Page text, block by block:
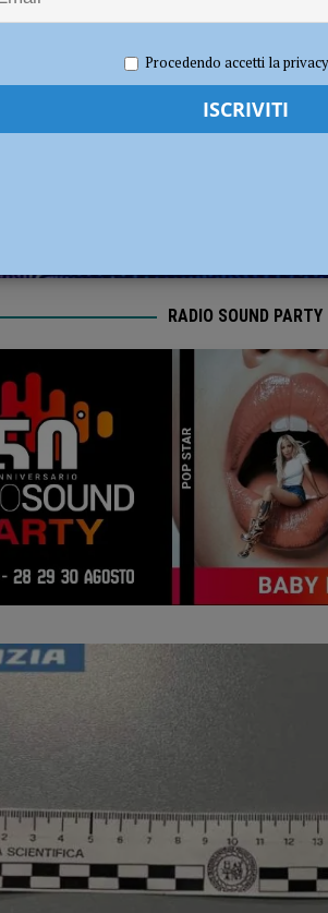
“Verificare subito la situazione nella provincia di
Redazione FG Cronaca Piacenza
RADIO SOUND PARTY
Procedendo accetti la